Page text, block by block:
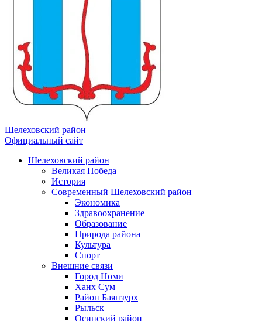
Шелеховский район
Официальный сайт
Шелеховский район
Великая Победа
История
Современный Шелеховский район
Экономика
Здравоохранение
Образование
Природа района
Культура
Спорт
Внешние связи
Город Номи
Ханх Сум
Район Баянзурх
Рыльск
Осинский район